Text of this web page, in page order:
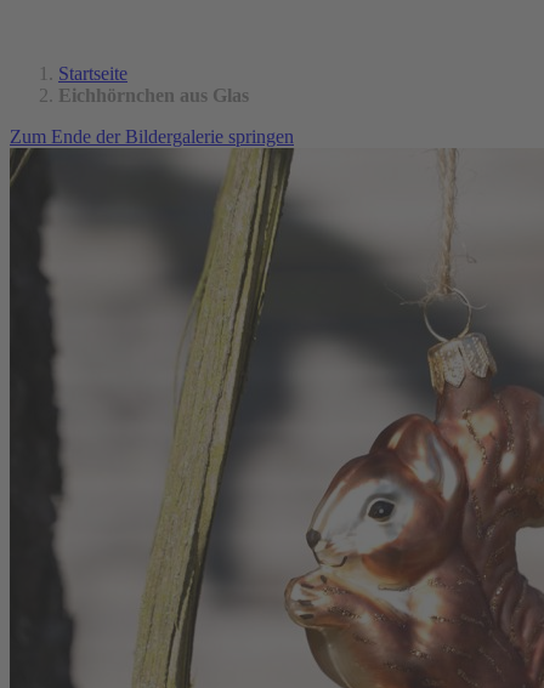
Startseite
Eichhörnchen aus Glas
Zum Ende der Bildergalerie springen